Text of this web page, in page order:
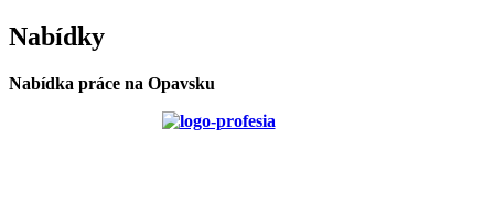
Nabídky
Nabídka práce na Opavsku